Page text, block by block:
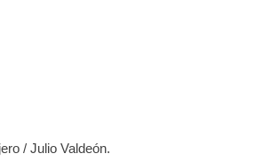
/ Julio Valdeón.